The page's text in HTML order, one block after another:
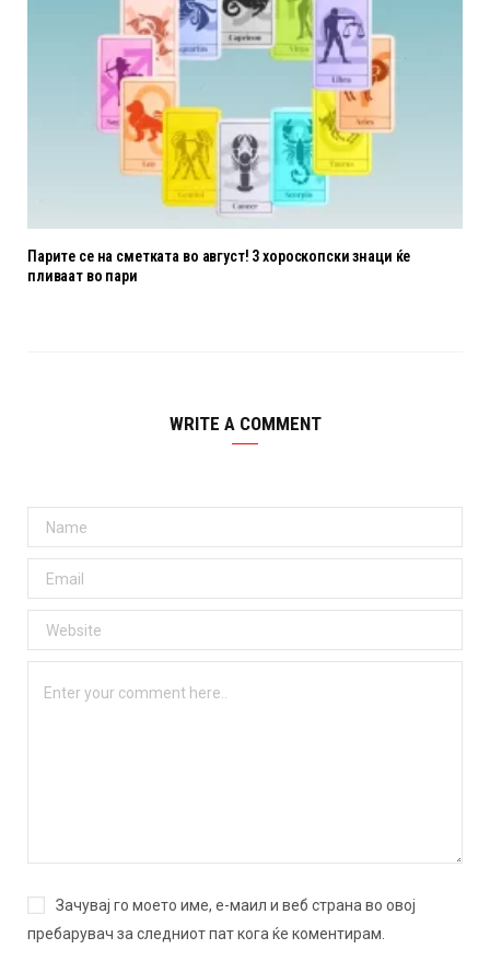
Парите се на сметката во август! 3 хороскопски знаци ќе
пливаат во пари
WRITE A COMMENT
Зачувај го моето име, е-маил и веб страна во овој
пребарувач за следниот пат кога ќе коментирам.